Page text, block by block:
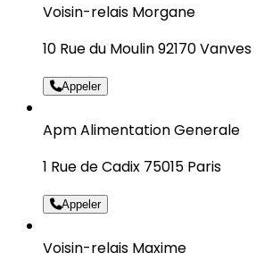
Voisin-relais Morgane
10 Rue du Moulin 92170 Vanves
Appeler
Apm Alimentation Generale
1 Rue de Cadix 75015 Paris
Appeler
Voisin-relais Maxime